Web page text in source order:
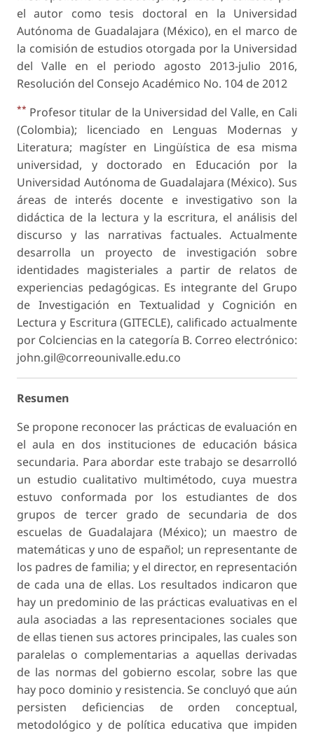
el autor como tesis doctoral en la Universidad
Autónoma de Guadalajara (México), en el marco de
la comisión de estudios otorgada por la Universidad
del Valle en el periodo agosto 2013-julio 2016,
Resolución del Consejo Académico No. 104 de 2012
** Profesor titular de la Universidad del Valle, en Cali
(Colombia); licenciado en Lenguas Modernas y
Literatura; magíster en Lingüística de esa misma
universidad, y doctorado en Educación por la
Universidad Autónoma de Guadalajara (México). Sus
áreas de interés docente e investigativo son la
didáctica de la lectura y la escritura, el análisis del
discurso y las narrativas factuales. Actualmente
desarrolla un proyecto de investigación sobre
identidades magisteriales a partir de relatos de
experiencias pedagógicas. Es integrante del Grupo
de Investigación en Textualidad y Cognición en
Lectura y Escritura (GITECLE), calificado actualmente
por Colciencias en la categoría B. Correo electrónico:
john.gil@correounivalle.edu.co
Resumen
Se propone reconocer las prácticas de evaluación en
el aula en dos instituciones de educación básica
secundaria. Para abordar este trabajo se desarrolló
un estudio cualitativo multimétodo, cuya muestra
estuvo conformada por los estudiantes de dos
grupos de tercer grado de secundaria de dos
escuelas de Guadalajara (México); un maestro de
matemáticas y uno de español; un representante de
los padres de familia; y el director, en representación
de cada una de ellas. Los resultados indicaron que
hay un predominio de las prácticas evaluativas en el
aula asociadas a las representaciones sociales que
de ellas tienen sus actores principales, las cuales son
paralelas o complementarias a aquellas derivadas
de las normas del gobierno escolar, sobre las que
hay poco dominio y resistencia. Se concluyó que aún
persisten deficiencias de orden conceptual,
metodológico y de política educativa que impiden